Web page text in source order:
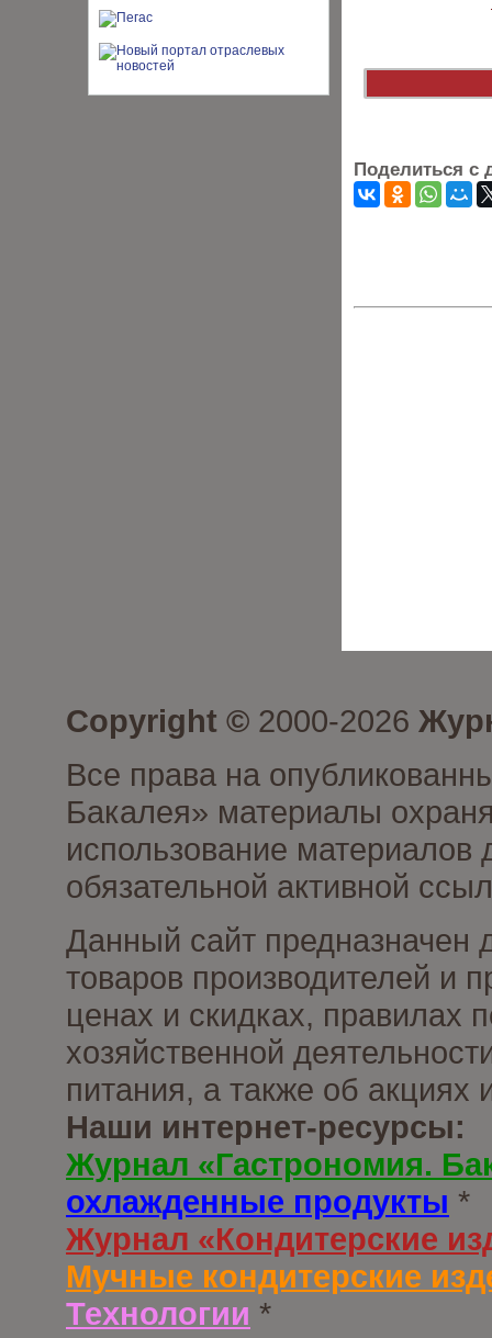
Поделиться с
Copyright © 2000-2026
Все права на
Бакалея» материалы
использование материалов
обязательной активной
Данный сайт предназначен
товаров производителей и
ценах и скидках, правилах
хозяйственной
питания, а также об
Наши интернет-ресурсы:
Журнал «Гастрономия.
охлажденные продукты *
Журнал «Кондитерские
Мучные кондитерские
Технологии *